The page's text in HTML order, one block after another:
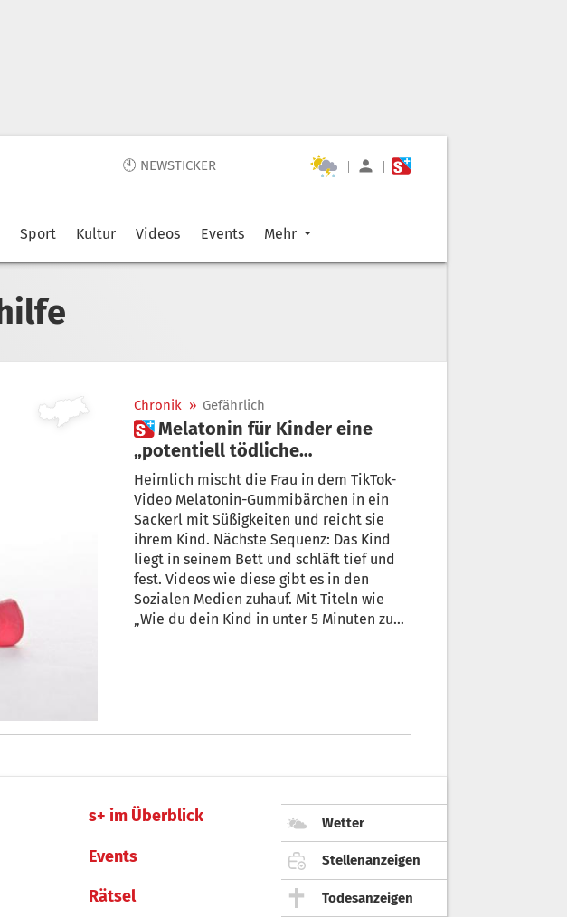
🕙 NEWSTICKER | |
Sport Kultur Videos Events Mehr
Chronik » Gefährlich
 Melatonin für Kinder eine
„potentiell tödliche
Einschlafhilfe“
Heimlich mischt die Frau in dem TikTok-
Video Melatonin-Gummibärchen in ein
Sackerl mit Süßigkeiten und reicht sie
ihrem Kind. Nächste Sequenz: Das Kind
liegt in seinem Bett und schläft tief und
fest. Videos wie diese gibt es in den
Sozialen Medien zuhauf. Mit Titeln wie
„Wie du dein Kind in unter 5 Minuten zum
s+ im Überblick
Events
Rätsel
Wetter
Stellenanzeigen
Todesanzeigen